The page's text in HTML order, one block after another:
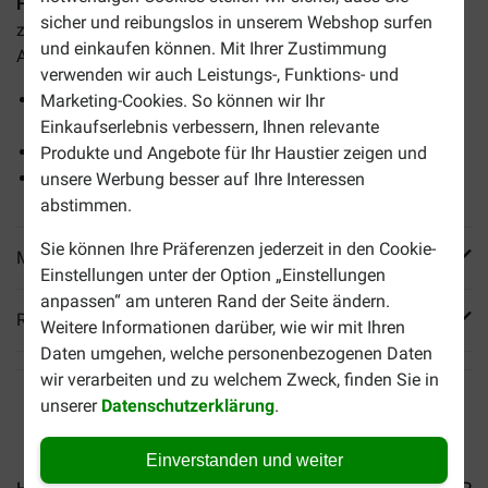
sicher und reibungslos in unserem Webshop surfen
und einkaufen können. Mit Ihrer Zustimmung
verwenden wir auch Leistungs-, Funktions- und
Marketing-Cookies. So können wir Ihr
Einkaufserlebnis verbessern, Ihnen relevante
Produkte und Angebote für Ihr Haustier zeigen und
unsere Werbung besser auf Ihre Interessen
abstimmen.
Sie können Ihre Präferenzen jederzeit in den Cookie-
Einstellungen unter der Option „Einstellungen
anpassen“ am unteren Rand der Seite ändern.
Weitere Informationen darüber, wie wir mit Ihren
Daten umgehen, welche personenbezogenen Daten
wir verarbeiten und zu welchem Zweck, finden Sie in
unserer Datenschutzerklärung.
Einverstanden und weiter
zur Linderung akuter Darmresorptionsstörungen und zum
Ausgleich von Verdauungsstörungen bei Hunden.
Für einen regelmäßigen Stuhlgang und eine gesunde
Verdauung
Mit Omega-3-Fettsäuren
Hochverdauliche Zutaten und geringer Fettgehalt
Mehr Produktinfos
Reviews